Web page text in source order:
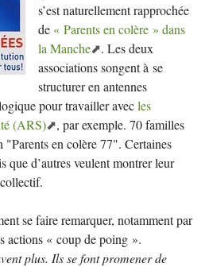
s’est naturellement rapprochée
de « Parents en colère » dans
la Manche
. Les deux
associations songent à se
structurer en antennes
pour travailler avecles
(ARS)
, par exemple. 70 familles
"Parents en colère 77". Certaines
que d’autres veulent montrer leur
se faire remarquer, notamment par
actions « coup de poing ».
plus. Ils se font promener de